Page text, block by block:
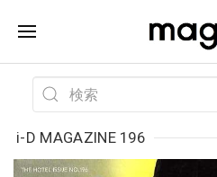
i-D MAGAZINE 196